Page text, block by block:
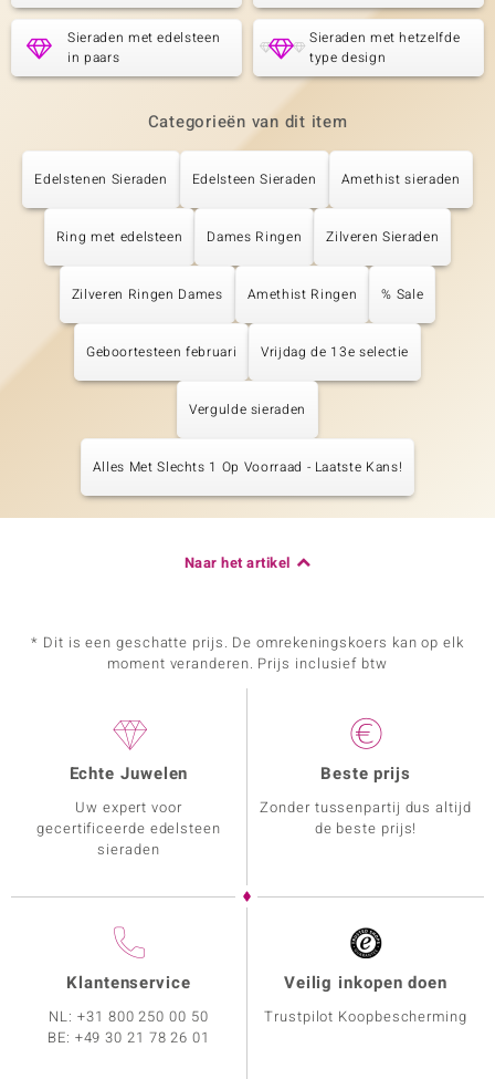
Sieraden met edelsteen
in paars
Sieraden met hetzelfde
type design
Categorieën van dit item
Edelstenen Sieraden Edelsteen Sieraden Amethist sieraden
Ring met edelsteen Dames Ringen Zilveren Sieraden
Zilveren Ringen Dames Amethist Ringen % Sale
Geboortesteen februari Vrijdag de 13e selectie
Vergulde sieraden
Alles Met Slechts 1 Op Voorraad - Laatste Kans!
Naar het artikel
* Dit is een geschatte prijs. De omrekeningskoers kan op elk
moment veranderen. Prijs inclusief btw
Echte Juwelen
Uw expert voor
gecertificeerde edelsteen
sieraden
Beste prijs
Zonder tussenpartij dus altijd
de beste prijs!
Klantenservice
NL:+31 800 250 00 50
BE: +49 30 21 78 26 01
Veilig inkopen doen
Trustpilot Koopbescherming